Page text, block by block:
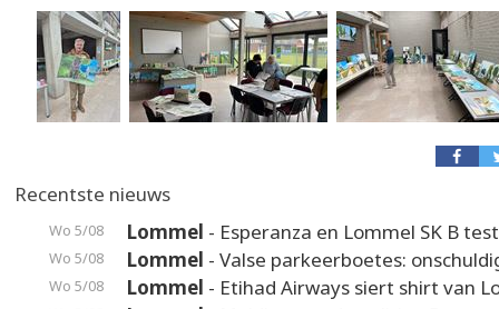
Recentste nieuws
Wo 5/08 Lommel - Esperanza en Lommel SK B
Wo 5/08 Lommel - Valse parkeerboetes:
Wo 5/08 Lommel - Etihad Airways siert shirt van